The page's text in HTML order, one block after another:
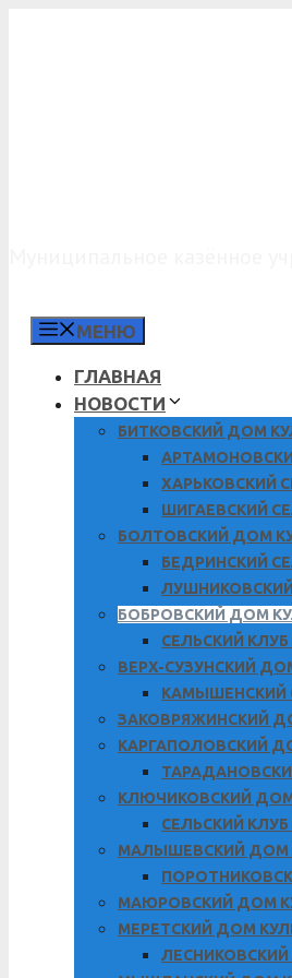
МЕНЮ
ГЛАВНАЯ
НОВОСТИ
БИТКОВСКИЙ ДОМ
ХАРЬКОВСКИЙ
ШИГАЕВСКИЙ
БОЛТОВСКИЙ ДОМ
БЕДРИНСКИЙ
БОБРОВСКИЙ ДОМ
СЕЛЬСКИЙ
ВЕРХ-СУЗУНСКИЙ
КАМЫШЕНСКИЙ
ЗАКОВРЯЖИНСКИЙ
КАРГАПОЛОВСКИЙ
КЛЮЧИКОВСКИЙ
СЕЛЬСКИЙ
МАЛЫШЕВСКИЙ ДОМ
МАЮРОВСКИЙ ДОМ
МЕРЕТСКИЙ ДОМ
ЛЕСНИКОВСКИЙ